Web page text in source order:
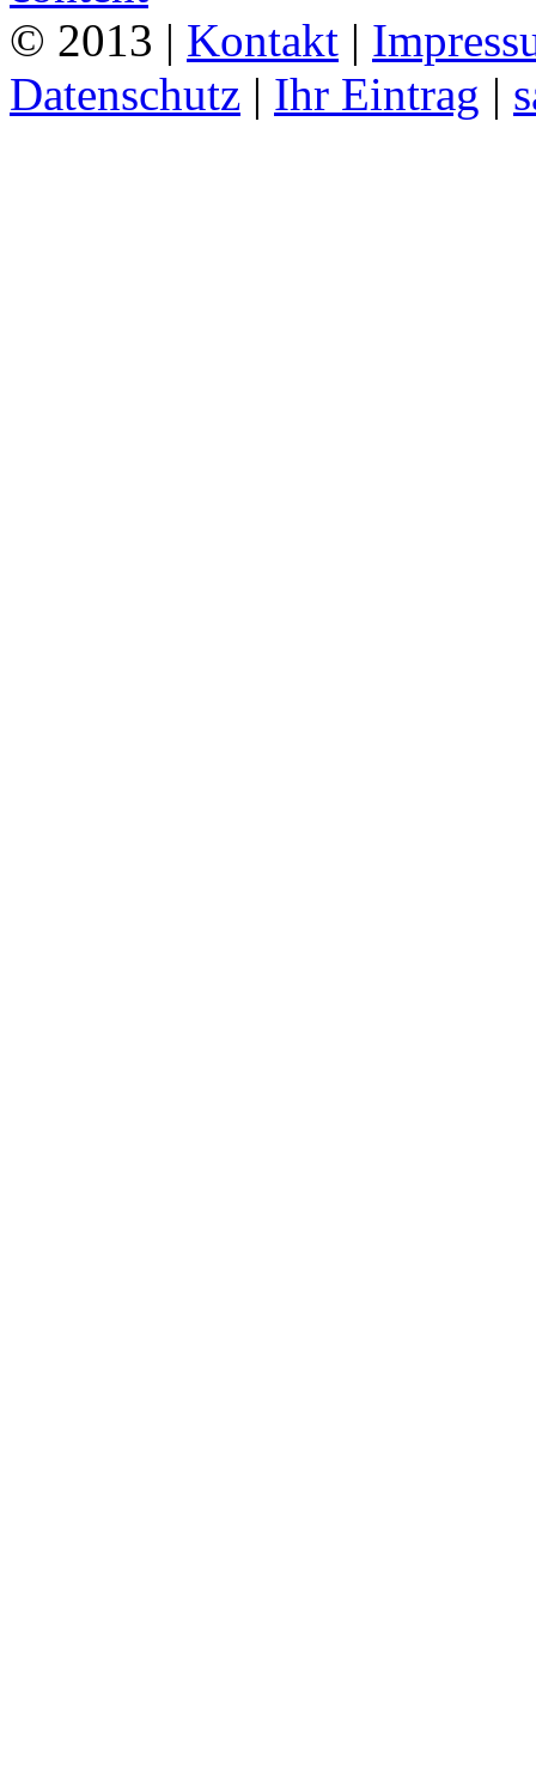
© 2013 | Kontakt |
Datenschutz | Ihr Eintrag |